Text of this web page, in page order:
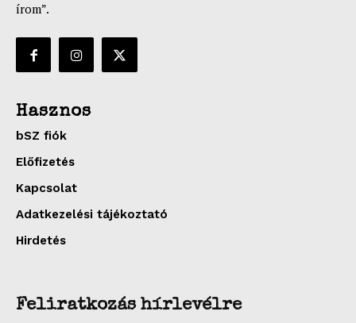
írom”.
Hasznos
bSZ fiók
Előfizetés
Kapcsolat
Adatkezelési tájékoztató
Hirdetés
Feliratkozás hírlevélre